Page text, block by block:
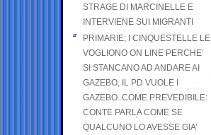
STRAGE DI MARCINELLE E
INTERVIENE SUI MIGRANTI
PRIMARIE; I CINQUESTELLE LE
VOGLIONO ON LINE PERCHE’
SI STANCANO AD ANDARE AI
GAZEBO, IL PD VUOLE I
GAZEBO. COME PREVEDIBILE:
CONTE PARLA COME SE
QUALCUNO LO AVESSE GIA’